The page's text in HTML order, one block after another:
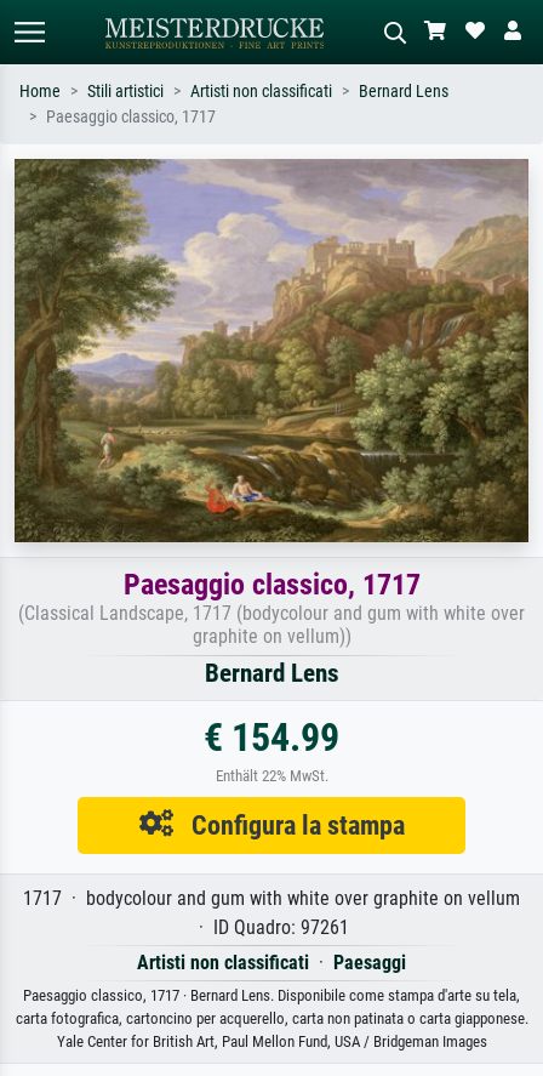
Cerca per artista, titolo o stile – es.
Monet, Notte stellata,
Impressionismo, onda di Hokusai,
nudo.
Descrivi la scena – es. prato verde,
astratto con molto rosso, dipinto a
olio scuro, nudo in piedi vicino a un
albero.
Home Stili artistici Artisti non classificati
Bernard Lens
Paesaggio classico, 1717
Paesaggio classico, 1717
(Classical Landscape, 1717 (bodycolour and gum with white over
graphite on vellum))
Bernard Lens
€ 154.99
Enthält 22% MwSt.
Configura la stampa
1717 · bodycolour and gum with white over graphite on vellum
· ID Quadro: 97261
Artisti non classificati · Paesaggi
Paesaggio classico, 1717 · Bernard Lens. Disponibile come stampa d'arte su tela,
carta fotografica, cartoncino per acquerello, carta non patinata o carta giapponese.
Yale Center for British Art, Paul Mellon Fund, USA / Bridgeman Images